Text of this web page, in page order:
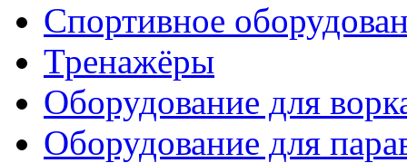
Спортивное
Тренажёры
Оборудование для
Оборудование для